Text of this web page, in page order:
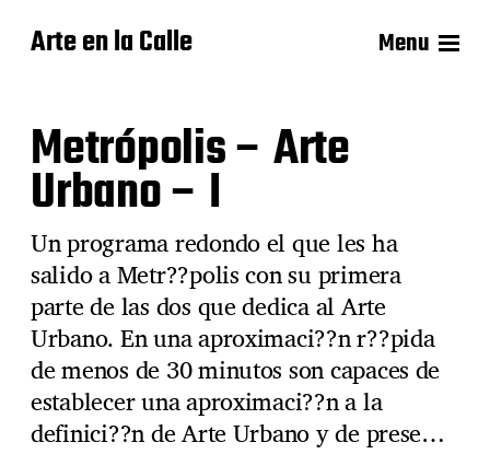
Arte en la Calle Menu
Metrópolis – Arte
Urbano – I
Un programa redondo el que les ha
salido a Metr??polis con su primera
parte de las dos que dedica al Arte
Urbano. En una aproximaci??n r??pida
de menos de 30 minutos son capaces de
establecer una aproximaci??n a la
definici??n de Arte Urbano y de prese…